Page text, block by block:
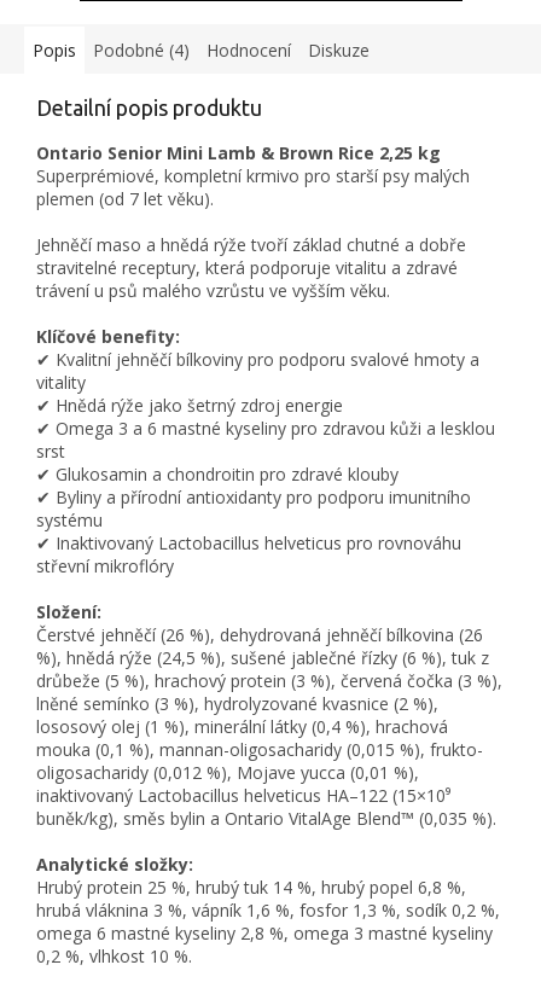
Popis Podobné (4) Hodnocení Diskuze
Detailní popis produktu
Ontario Senior Mini Lamb & Brown Rice 2,25 kg
Superprémiové, kompletní krmivo pro starší psy malých
plemen (od 7 let věku).
Jehněčí maso a hnědá rýže tvoří základ chutné a dobře
stravitelné receptury, která podporuje vitalitu a zdravé
trávení u psů malého vzrůstu ve vyšším věku.
Klíčové benefity:
✔ Kvalitní jehněčí bílkoviny pro podporu svalové hmoty a
vitality
✔ Hnědá rýže jako šetrný zdroj energie
✔ Omega 3 a 6 mastné kyseliny pro zdravou kůži a lesklou
srst
✔ Glukosamin a chondroitin pro zdravé klouby
✔ Byliny a přírodní antioxidanty pro podporu imunitního
systému
✔ Inaktivovaný Lactobacillus helveticus pro rovnováhu
střevní mikroflóry
Složení:
Čerstvé jehněčí (26 %), dehydrovaná jehněčí bílkovina (26
%), hnědá rýže (24,5 %), sušené jablečné řízky (6 %), tuk z
drůbeže (5 %), hrachový protein (3 %), červená čočka (3 %),
lněné semínko (3 %), hydrolyzované kvasnice (2 %),
lososový olej (1 %), minerální látky (0,4 %), hrachová
mouka (0,1 %), mannan-oligosacharidy (0,015 %), frukto-
oligosacharidy (0,012 %), Mojave yucca (0,01 %),
inaktivovaný Lactobacillus helveticus HA–122 (15×10⁹
buněk/kg), směs bylin a Ontario VitalAge Blend™ (0,035 %).
Analytické složky:
Hrubý protein 25 %, hrubý tuk 14 %, hrubý popel 6,8 %,
hrubá vláknina 3 %, vápník 1,6 %, fosfor 1,3 %, sodík 0,2 %,
omega 6 mastné kyseliny 2,8 %, omega 3 mastné kyseliny
0,2 %, vlhkost 10 %.